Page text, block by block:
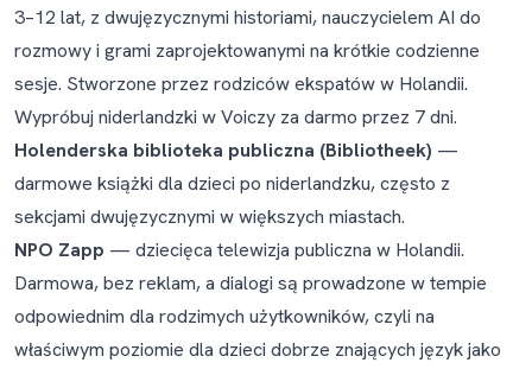
3–12 lat, z dwujęzycznymi historiami, nauczycielem AI do
rozmowy i grami zaprojektowanymi na krótkie codzienne
sesje. Stworzone przez rodziców ekspatów w Holandii.
Wypróbuj niderlandzki w Voiczy za darmo przez 7 dni.
Holenderska biblioteka publiczna (Bibliotheek) —
darmowe książki dla dzieci po niderlandzku, często z
sekcjami dwujęzycznymi w większych miastach.
NPO Zapp — dziecięca telewizja publiczna w Holandii.
Darmowa, bez reklam, a dialogi są prowadzone w tempie
odpowiednim dla rodzimych użytkowników, czyli na
właściwym poziomie dla dzieci dobrze znających język jako